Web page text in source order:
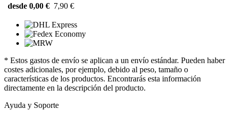
desde 0,00 € 7,90 €
* Estos gastos de envío se aplican a un envío estándar. Pueden haber
costes adicionales, por ejemplo, debido al peso, tamaño o
características de los productos. Encontrarás esta información
directamente en la descripción del producto.
Ayuda y Soporte